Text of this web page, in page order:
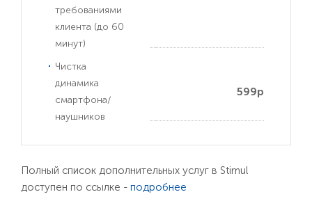
требованиями
клиента (до 60
минут)
Чистка
динамика
смартфона/
наушников
599р
Полный список дополнительных услуг в Stimul
доступен по ссылке - подробнее